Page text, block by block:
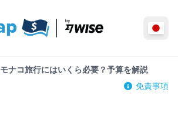
モナコ旅行にはいくら必要？予算を解説
免責事項